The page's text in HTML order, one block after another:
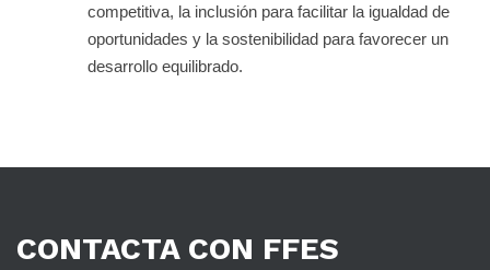
competitiva, la inclusión para facilitar la igualdad de
oportunidades y la sostenibilidad para favorecer un
desarrollo equilibrado.
CONTACTA CON FFES